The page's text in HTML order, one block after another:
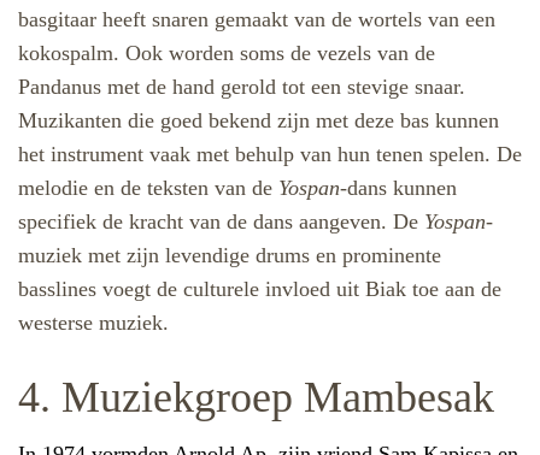
basgitaar heeft snaren gemaakt van de wortels van een
kokospalm. Ook worden soms de vezels van de
Pandanus met de hand gerold tot een stevige snaar.
Muzikanten die goed bekend zijn met deze bas kunnen
het instrument vaak met behulp van hun tenen spelen. De
melodie en de teksten van de Yospan-dans kunnen
specifiek de kracht van de dans aangeven. De Yospan-
muziek met zijn levendige drums en prominente
basslines voegt de culturele invloed uit Biak toe aan de
westerse muziek.
4. Muziekgroep Mambesak